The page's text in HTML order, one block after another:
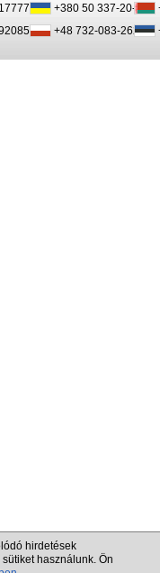
+380 50 337-20-47
+48 732-083-262
hirdetések
használunk. Ön